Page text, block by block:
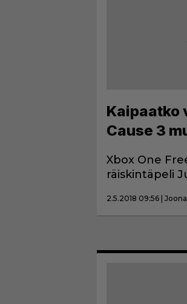
Kaipaatko
Cause 3
Xbox One
räiskintäpeli
2.5.2018 09:56 |